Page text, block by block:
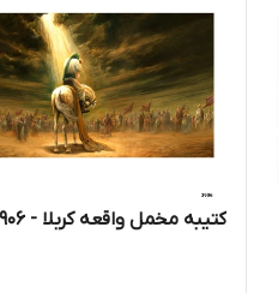
کتیبه مخمل واقعه کربلا - 3906